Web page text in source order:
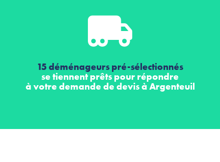
15 déménageurs pré-sélectionnés
se tiennent prêts pour répondre
à votre demande de devis à Argenteuil